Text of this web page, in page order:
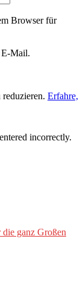
Browser für
E-Mail.
Erfahre,
incorrectly.
ganz Großen